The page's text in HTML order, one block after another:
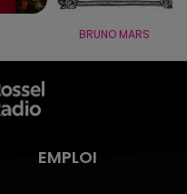
BRUNO MARS
EMPLOI